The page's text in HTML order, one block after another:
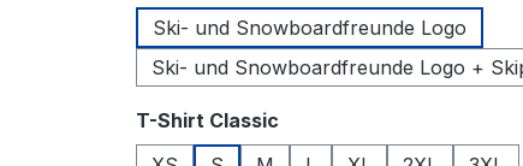
Ski- und Snowboardfreunde Logo
Ski- und Snowboardfreunde Logo +
T-Shirt Classic